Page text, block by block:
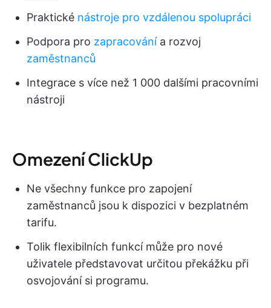
Praktické nástroje pro vzdálenou spolupráci
Podpora pro zapracovánía rozvoj
zaměstnanců
Integrace s více než 1 000 dalšími pracovními
nástroji
Omezení ClickUp
Ne všechny funkce pro zapojení
zaměstnanců jsou k dispozici v bezplatném
tarifu.
Tolik flexibilních funkcí může pro nové
uživatele představovat určitou překážku při
osvojování si programu.